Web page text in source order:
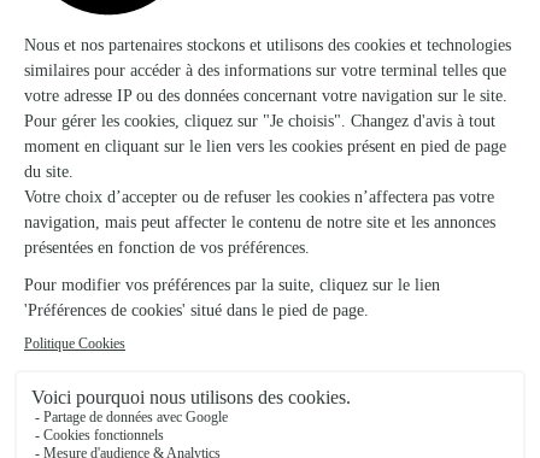
les avis de la marque Interflora sur Trustpilot
Livraison de fleurs à Azet et autour : les
villes proches couvertes par le réseau
Interflora
FLEURISTE Adervielle-Pouchergues